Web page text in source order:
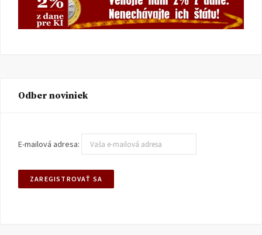
Odber noviniek
E-mailová adresa: